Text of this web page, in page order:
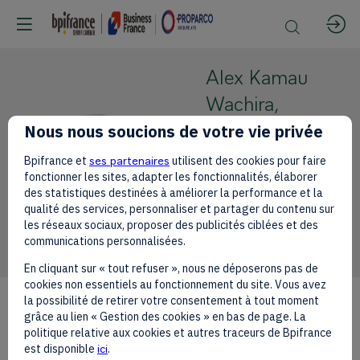
AKWC
Alex Kamau
Wachira,
CBS
Principal
Secretary for
the State
Department
Nous nous soucions de votre vie privée
Bpifrance et ses partenaires utilisent des cookies pour faire
fonctionner les sites, adapter les fonctionnalités, élaborer
des statistiques destinées à améliorer la performance et la
qualité des services, personnaliser et partager du contenu sur
les réseaux sociaux, proposer des publicités ciblées et des
communications personnalisées.
En cliquant sur « tout refuser », nous ne déposerons pas de
cookies non essentiels au fonctionnement du site. Vous avez
la possibilité de retirer votre consentement à tout moment
grâce au lien « Gestion des cookies » en bas de page. La
politique relative aux cookies et autres traceurs de Bpifrance
est disponible ici.